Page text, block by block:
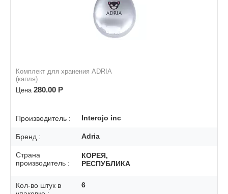
Комплект для хранения ADRIA
(капля)
Цена 280.00 Р
Производитель : Interojo inc
Бренд : Adria
Страна
производитель :
КОРЕЯ,
РЕСПУБЛИКА
Кол-во штук в
6